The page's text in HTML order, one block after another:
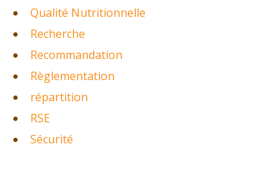
Qualité Nutritionnelle
Recherche
Recommandation
Règlementation
répartition
RSE
Sécurité